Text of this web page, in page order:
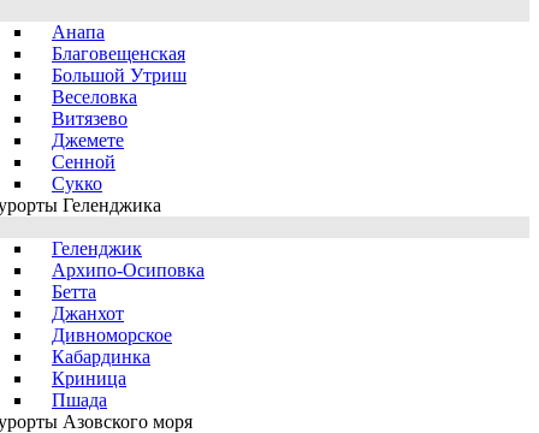
Анапа
Благовещенская
Большой Утриш
Веселовка
Витязево
Джемете
Сенной
Сукко
Геленджика
Геленджик
Архипо-Осиповка
Бетта
Джанхот
Дивноморское
Кабардинка
Криница
Пшада
Азовского моря